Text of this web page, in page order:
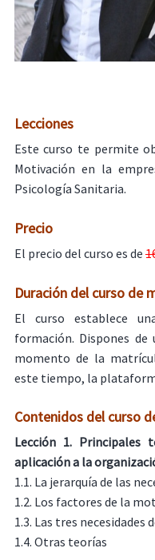
Lecciones
Este curso te permite
Motivación en la
Psicología Sanitaria.
Precio
El precio del curso es de
Duración del curso de
El curso establece
formación. Dispones de
momento de la
este tiempo, la
Contenidos del curso
Lección 1. Principales
aplicación a la
1.1. La jerarquía de las
1.2. Los factores de la
1.3. Las tres necesidades
1.4. Otras teorías